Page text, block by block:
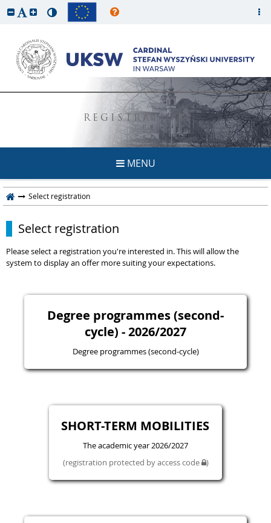
REGISTRATION
MENU
Select registration
Select registration
Please select a registration you're interested in. This will allow the
system to display an offer more suiting your expectations.
Degree programmes (second-
cycle) - 2026/2027
Degree programmes (second-cycle)
SHORT-TERM MOBILITIES
The academic year 2026/2027
(registration protected by access code )